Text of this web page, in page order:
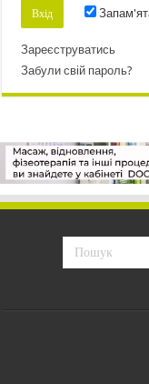
Зареєструватись
Забули свій пароль?